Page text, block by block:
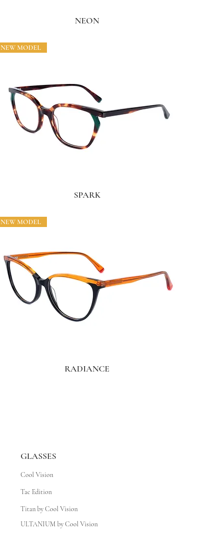
NEON
NEW MODEL
SPARK
NEW MODEL
RADIANCE
GLASSES
Cool Vision
Tac Edition
Titan by Cool Vision
ULTANIUM by Cool Vision